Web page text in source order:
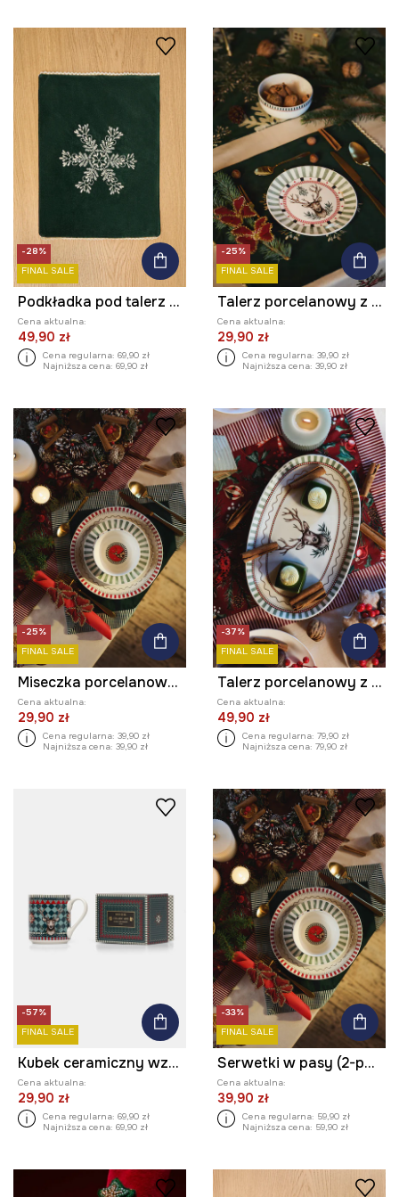
-28%
FINAL SALE
Podkładka pod talerz świąteczna 35 x 45 cm (2-pack)
Cena aktualna:
49,90 zł
Cena regularna: 69,90 zł
Najniższa cena: 69,90 zł
-25%
FINAL SALE
Talerz porcelanowy z ozdobnym wzorem
Cena aktualna:
29,90 zł
Cena regularna: 39,90 zł
Najniższa cena: 39,90 zł
-25%
FINAL SALE
Miseczka porcelanowa 440 ml
Cena aktualna:
29,90 zł
Cena regularna: 39,90 zł
Najniższa cena: 39,90 zł
-37%
FINAL SALE
Talerz porcelanowy z ozdobnym wzorem
Cena aktualna:
49,90 zł
Cena regularna: 79,90 zł
Najniższa cena: 79,90 zł
-57%
FINAL SALE
Kubek ceramiczny wzorzysty 390 ml
Cena aktualna:
29,90 zł
Cena regularna: 69,90 zł
Najniższa cena: 69,90 zł
-33%
FINAL SALE
Serwetki w pasy (2-pack)
Cena aktualna:
39,90 zł
Cena regularna: 59,90 zł
Najniższa cena: 59,90 zł